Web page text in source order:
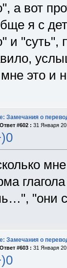
а вот
я с
и "суть",
это и
Замечания о
Ответ #602 : 31 Января
"они
Замечания о
Ответ #603 : 31 Января